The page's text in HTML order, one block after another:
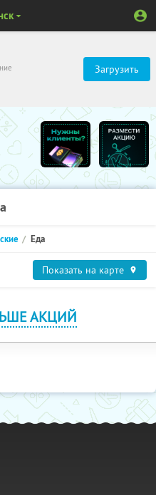
Загрузить
Еда
Показать на карте
АКЦИЙ